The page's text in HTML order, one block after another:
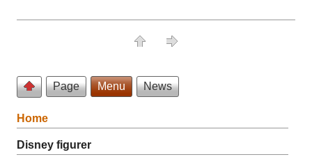
Page Menu News
Home
Disney figurer